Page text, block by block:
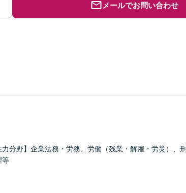
メールでお問い合わせ
分野】企業法務・労務、労働（残業・解雇・労災）、刑
等